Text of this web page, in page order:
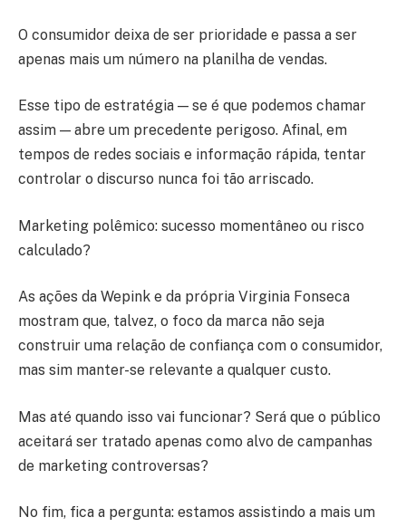
O consumidor deixa de ser prioridade e passa a ser
apenas mais um número na planilha de vendas.
Esse tipo de estratégia — se é que podemos chamar
assim — abre um precedente perigoso. Afinal, em
tempos de redes sociais e informação rápida, tentar
controlar o discurso nunca foi tão arriscado.
Marketing polêmico: sucesso momentâneo ou risco
calculado?
As ações da Wepink e da própria Virginia Fonseca
mostram que, talvez, o foco da marca não seja
construir uma relação de confiança com o consumidor,
mas sim manter-se relevante a qualquer custo.
Mas até quando isso vai funcionar? Será que o público
aceitará ser tratado apenas como alvo de campanhas
de marketing controversas?
No fim, fica a pergunta: estamos assistindo a mais um